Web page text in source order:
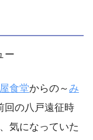
食堂からの～み
回の八戸遠征時
気になっていた